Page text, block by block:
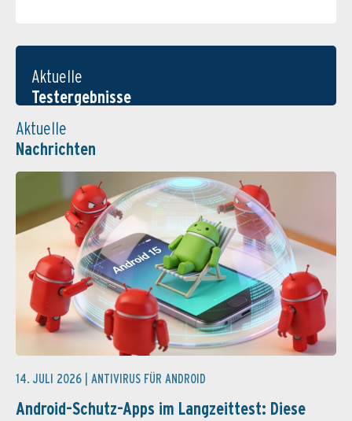
Aktuelle
Testergebnisse
Aktuelle
Nachrichten
14. JULI 2026 | ANTIVIRUS FÜR ANDROID
Android-Schutz-Apps im Langzeittest: Diese